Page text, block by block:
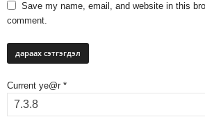
Save my name, email, and website in this
comment.
Current ye@r *